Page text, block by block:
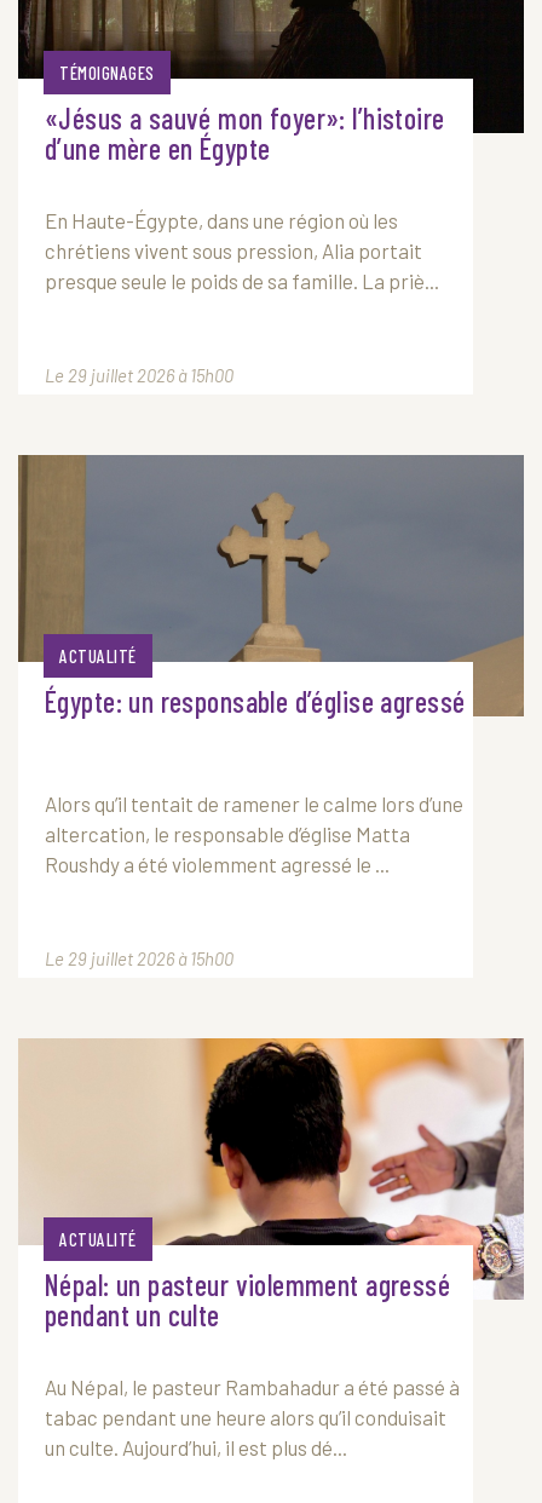
TÉMOIGNAGES
«Jésus a sauvé mon foyer»: l’histoire
d’une mère en Égypte
En Haute-Égypte, dans une région où les
chrétiens vivent sous pression, Alia portait
presque seule le poids de sa famille. La priè...
Le 29 juillet 2026 à 15h00
ACTUALITÉ
Égypte: un responsable d’église agressé
Alors qu’il tentait de ramener le calme lors d’une
altercation, le responsable d’église Matta
Roushdy a été violemment agressé le ...
Le 29 juillet 2026 à 15h00
ACTUALITÉ
Népal: un pasteur violemment agressé
pendant un culte
Au Népal, le pasteur Rambahadur a été passé à
tabac pendant une heure alors qu’il conduisait
un culte. Aujourd’hui, il est plus dé...